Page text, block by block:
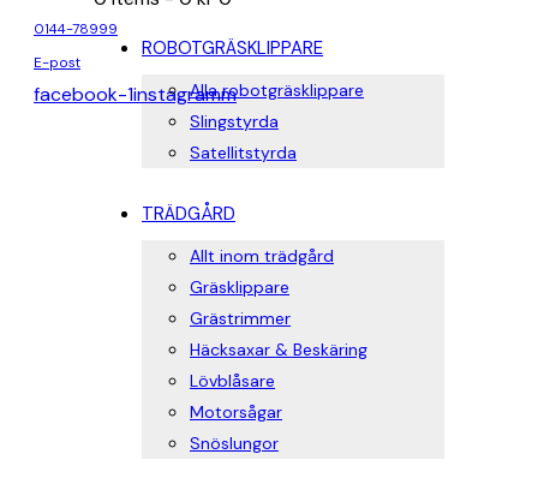
0144-78999
E-post
facebook-1instagramm
ROBOTGRÄSKLIPPARE
Alla robotgräsklippare
Slingstyrda
Satellitstyrda
TRÄDGÅRD
Allt inom trädgård
Gräsklippare
Grästrimmer
Häcksaxar & Beskäring
Lövblåsare
Motorsågar
Snöslungor